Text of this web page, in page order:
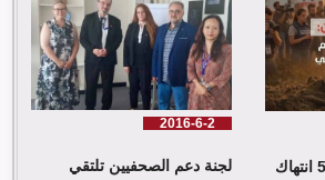
لجنة دعم الصحفيين: 58 انتهاك
2016-6-2
لجنة دعم الصحفيين تلتقي